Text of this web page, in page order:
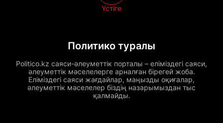
Политико туралы
Politico.kz саяси-әлеуметтік порталы – еліміздегі саяси,
әлеуметтік мәселелерге арналған бірегей жоба.
Еліміздегі саяси жағдайлар, маңызды оқиғалар,
әлеуметтік мәселелер біздің назарымыздан тыс
қалмайды.
Үстіге